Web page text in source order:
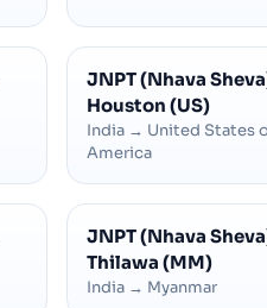
JNPT (Nhava
Houston (US)
India → United States
America
JNPT (Nhava
Thilawa (MM)
India → Myanmar